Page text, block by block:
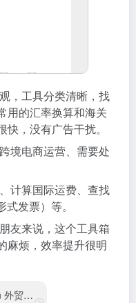
，工具分类清晰，找
用的汇率换算和海关
，没有广告干扰。
境电商运营、需要处
计算国际运费、查找
发票）等。
友来说，这个工具箱
麻烦，效率提升很明
17Foreign 外贸工具箱